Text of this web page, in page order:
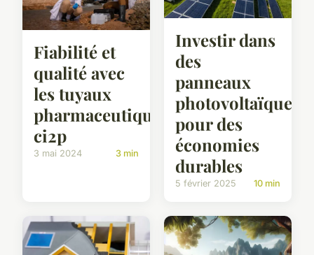
Fiabilité et
qualité avec
les tuyaux
pharmaceutiques
ci2p
3 mai 2024 3 min
Investir dans
des
panneaux
photovoltaïques
pour des
économies
durables
5 février 2025 10 min